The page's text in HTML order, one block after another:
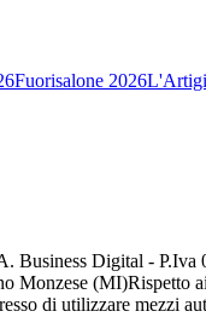
Fuorisalone 2026
Business Digital - P.Iva
Monzese (MI)Rispetto
di utilizzare mezzi